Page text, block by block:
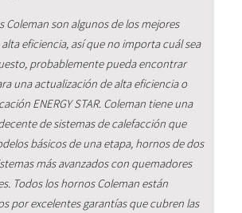
Coleman son algunos de los mejores
eficiencia, así que no importa cuál sea
probablemente pueda encontrar
una actualización de alta eficiencia o
ENERGY STAR. Coleman tiene una
de sistemas de calefacción que
básicos de una etapa, hornos de dos
más avanzados con quemadores
Todos los hornos Coleman están
por excelentes garantías que cubren las